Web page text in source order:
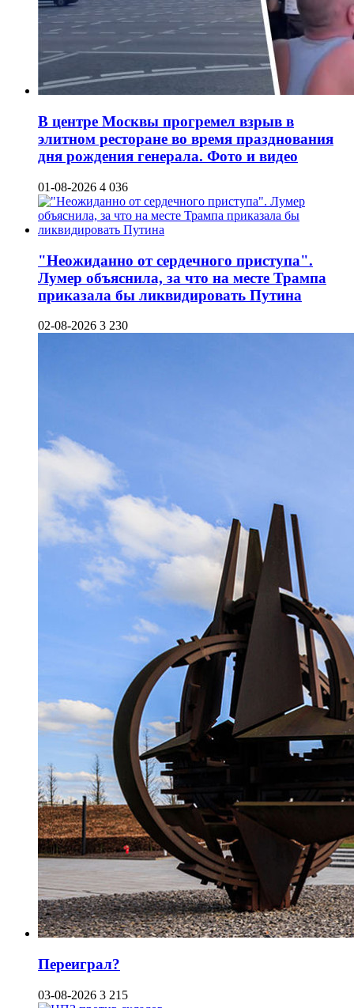
В центре Москвы прогремел взрыв в
элитном ресторане во время празднования
дня рождения генерала. Фото и видео
01-08-2026 4 036
"Неожиданно от сердечного приступа".
Лумер объяснила, за что на месте Трампа
приказала бы ликвидировать Путина
02-08-2026 3 230
Переиграл?
03-08-2026 3 215